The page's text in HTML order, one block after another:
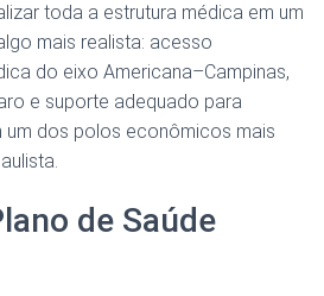
toda a estrutura médica em um
mais realista: acesso
do eixo Americana–Campinas,
e suporte adequado para
um dos polos econômicos mais
de Saúde